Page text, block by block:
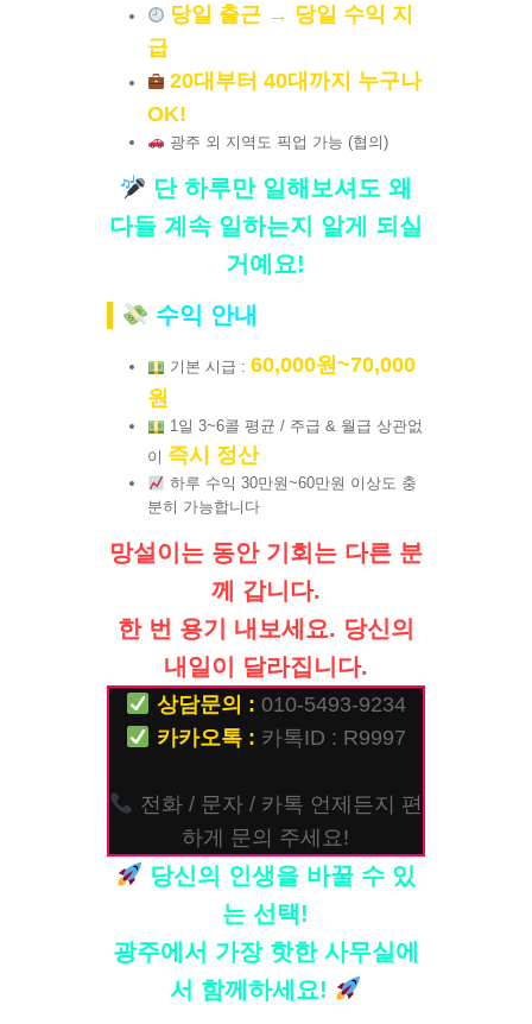
당일 출근 → 당일 수익 지
급
20대부터 40대까지 누구나
OK!
광주 외 지역도 픽업 가능 (협의)
단 하루만 일해보셔도 왜
다들 계속 일하는지 알게 되실
거예요!
수익 안내
기본 시급 : 60,000원~70,000
원
1일 3~6콜 평균 / 주급 & 월급 상관없
이 즉시 정산
하루 수익 30만원~60만원 이상도 충
분히 가능합니다
망설이는 동안 기회는 다른 분
께 갑니다.
한 번 용기 내보세요. 당신의
내일이 달라집니다.
상담문의 : 010-5493-9234
카카오톡 : 카톡ID : R9997
전화 / 문자 / 카톡 언제든지 편
하게 문의 주세요!
당신의 인생을 바꿀 수 있
는 선택!
광주에서 가장 핫한 사무실에
서 함께하세요!